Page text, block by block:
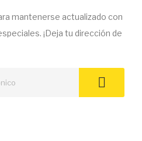
mantenerse actualizado con
¡Deja tu dirección de